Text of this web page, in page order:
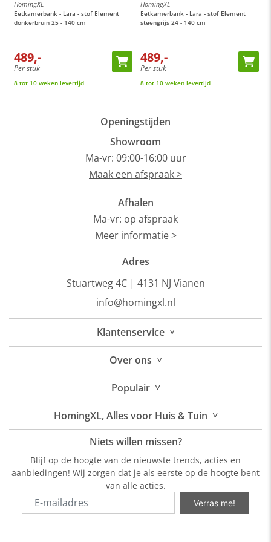
HomingXL
Eetkamerbank - Lara - stof Element
donkerbruin 25 - 140 cm
489,-
Per stuk
8 tot 10 weken levertijd
HomingXL
Eetkamerbank - Lara - stof Element
steengrijs 24 - 140 cm
489,-
Per stuk
8 tot 10 weken levertijd
Openingstijden
Showroom
Ma-vr: 09:00-16:00 uur
Maak een afspraak >
Afhalen
Ma-vr: op afspraak
Meer informatie >
Adres
Stuartweg 4C | 4131 NJ Vianen
info@homingxl.nl
Klantenservice ˅
Overons ˅
Populair ˅
HomingXL, Alles voor Huis & Tuin ˅
Niets willen missen?
Blijf op de hoogte van de nieuwste trends, acties en
aanbiedingen! Wij zorgen dat je als eerste op de hoogte bent
van alle acties.
Verras me!